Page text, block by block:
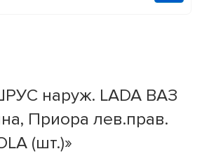
наруж. LADA ВАЗ
Приора лев.прав.
(шт.)»